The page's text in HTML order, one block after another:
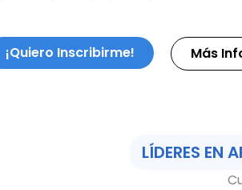
¡Quiero Inscribirme! Más
LÍDERES EN